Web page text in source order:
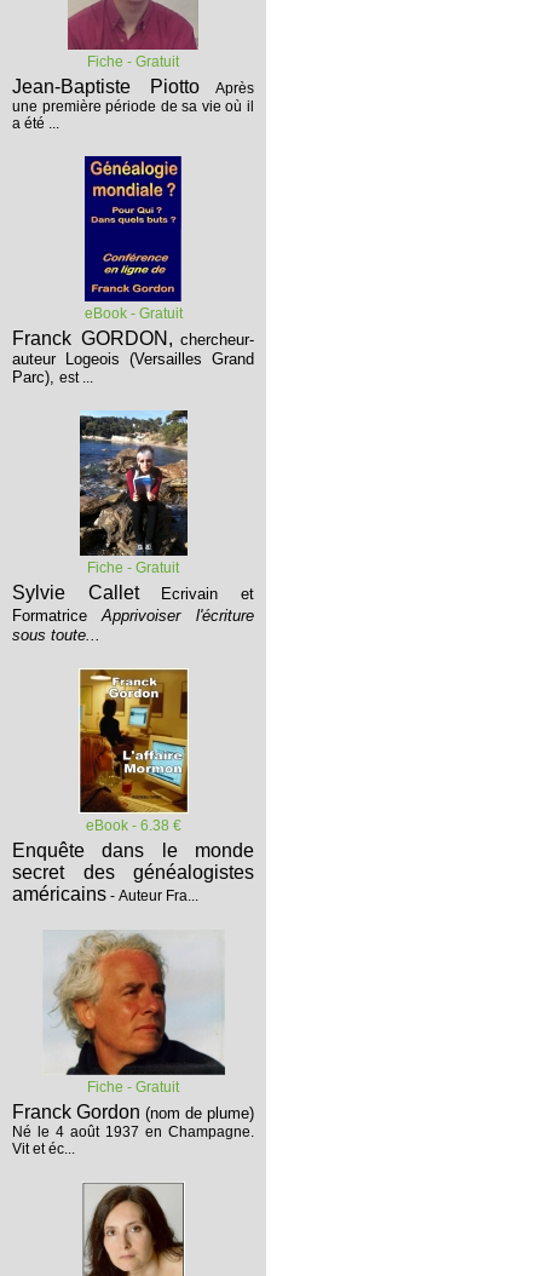
Fiche - Gratuit
Jean-Baptiste Piotto
Après
une première période de sa vie où il
a été ...
eBook - Gratuit
Franck GORDON, chercheur-
auteur Logeois (Versailles Grand
Parc), est ...
Fiche - Gratuit
Sylvie Callet
Ecrivain et
Formatrice
Apprivoiser l'écriture
sous toute...
eBook - 6.38 €
Enquête dans le monde
secret des généalogistes
américains - Auteur Fra...
Fiche - Gratuit
Franck Gordon (nom de plume)
Né le 4 août 1937 en Champagne.
Vit et éc...